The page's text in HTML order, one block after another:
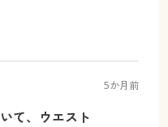
5か月前
て、ウエスト